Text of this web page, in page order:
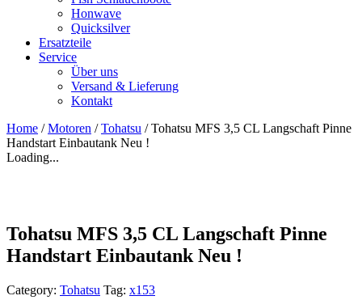
Honwave
Quicksilver
Ersatzteile
Service
Über uns
Versand & Lieferung
Kontakt
Home /Motoren /Tohatsu / Tohatsu MFS 3,5 CL Langschaft Pinne
Handstart Einbautank Neu !
Loading...
Tohatsu MFS 3,5 CL Langschaft Pinne
Handstart Einbautank Neu !
Category: Tohatsu Tag: x153